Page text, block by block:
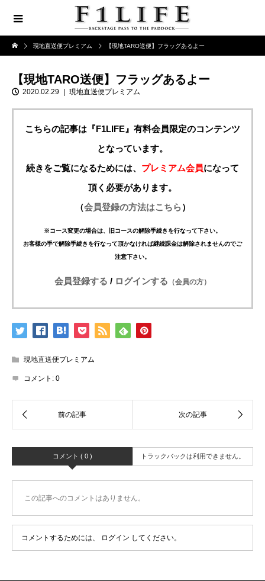
現地直送便プレミアム 【現地TARO送便】フラッグあるよー
【現地TARO送便】フラッグあるよー
2020.02.29 現地直送便プレミアム
こちらの記事は『F1LIFE』有料会員限定のコンテンツ
となっています。
続きをご覧になるためには、 プレミアム会員になって
頂く必要があります。
（会員登録の方法はこちら）
※コース変更の場合は、旧コースの解除手続きを行なって下さい。
お客様の手で解除手続きを行なって頂かなければ継続課金は解除されませんのでご
注意下さい。
会員登録する / ログインする （会員の方）
現地直送便プレミアム
コメント: 0
コメント ( 0 ) トラックバックは利用できません。
この記事へのコメントはありません。
コメントするためには、 ログイン してください。